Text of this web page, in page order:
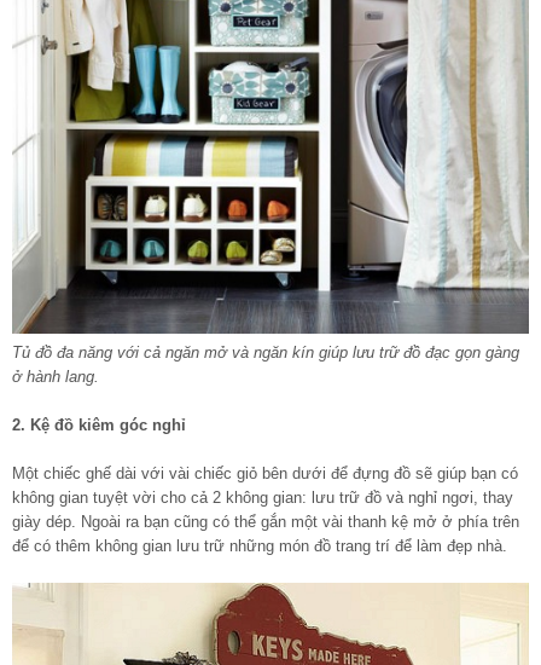
Tủ đồ đa năng với cả ngăn mở và ngăn kín giúp lưu trữ đồ đạc gọn gàng
ở hành lang.
2. Kệ đồ kiêm góc nghỉ
Một chiếc ghế dài với vài chiếc giỏ bên dưới để đựng đồ sẽ giúp bạn có
không gian tuyệt vời cho cả 2 không gian: lưu trữ đồ và nghỉ ngơi, thay
giày dép. Ngoài ra bạn cũng có thể gắn một vài thanh kệ mở ở phía trên
để có thêm không gian lưu trữ những món đồ trang trí để làm đẹp nhà.